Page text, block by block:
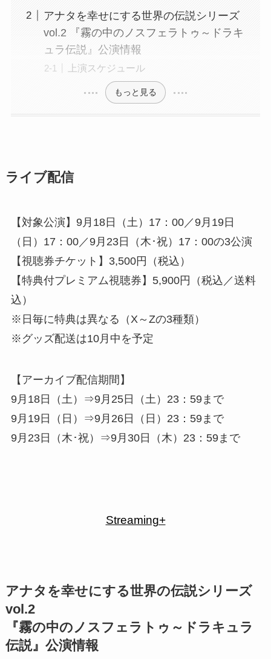
アナタを幸せにする世界の伝説シリーズ
vol.2 『霧の中のノスフェラトゥ～ドラキ
ュラ伝説』公演情報
上演スケジュール
もっと見る
ライブ配信
【対象公演】9月18日（土）17：00／9月19日
（日）17：00／9月23日（木･祝）17：00の3公演
【視聴券チケット】3,500円（税込）
【特典付プレミアム視聴券】5,900円（税込／送料
込）
※日毎に特典は異なる（X～Zの3種類）
※グッズ配送は10月中を予定
【アーカイブ配信期間】
9月18日（土）⇒9月25日（土）23：59まで
9月19日（日）⇒9月26日（日）23：59まで
9月23日（木･祝）⇒9月30日（木）23：59まで
Streaming+
アナタを幸せにする世界の伝説シリーズ
vol.2
『霧の中のノスフェラトゥ～ドラキュラ
伝説』公演情報